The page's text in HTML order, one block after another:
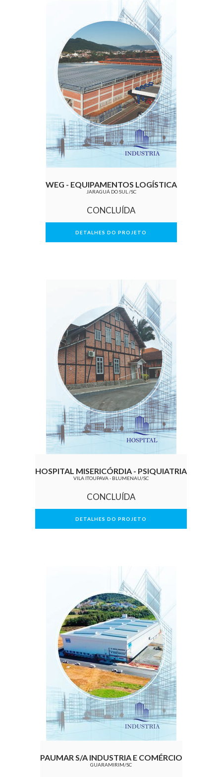
WEG - EQUIPAMENTOS LOGÍSTICA
JARAGUÁ DO SUL /SC
CONCLUÍDA
DETALHES DO PROJETO
HOSPITAL MISERICÓRDIA - PSIQUIATRIA
VILA ITOUPAVA - BLUMENAU/SC
CONCLUÍDA
DETALHES DO PROJETO
PAUMAR S/A INDUSTRIA E COMÉRCIO
GUARAMIRIM/SC